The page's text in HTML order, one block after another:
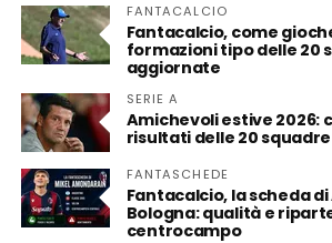
FANTACALCIO
Fantacalcio, come
formazioni tipo delle 20
aggiornate
SERIE A
Amichevoli estive 2026:
risultati delle 20 squadre
FANTASCHEDE
Fantacalcio, la scheda
Bologna: qualità e
centrocampo